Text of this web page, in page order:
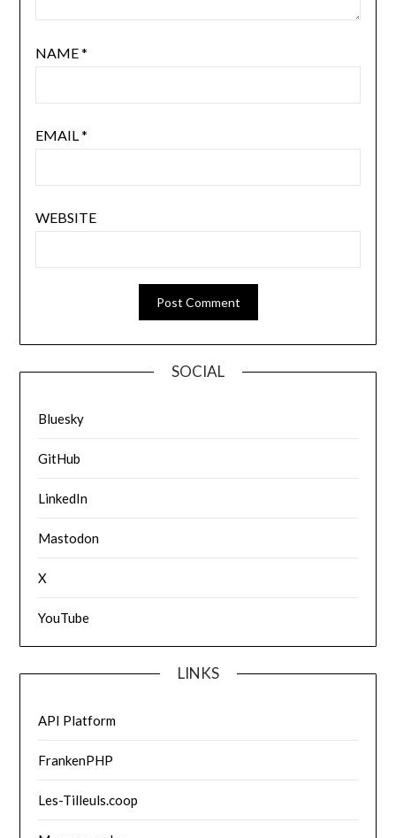
NAME*
EMAIL*
WEBSITE
SOCIAL
Bluesky
GitHub
LinkedIn
Mastodon
X
YouTube
LINKS
API Platform
FrankenPHP
Les-Tilleuls.coop